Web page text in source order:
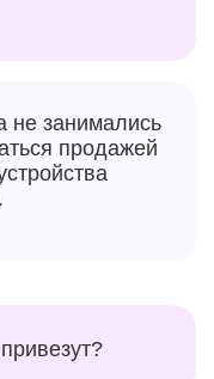
не занимались
продажей